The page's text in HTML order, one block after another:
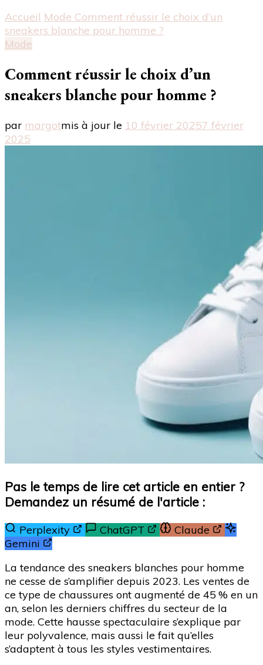
Accueil Mode Comment réussir le choix d’un
sneakers blanche pour homme ?
Mode
Comment réussir le choix d’un
sneakers blanche pour homme ?
par margotmis à jour le 10 février 20257 février
2025
Pas le temps de lire cet article en entier ?
Demandez un résumé de l'article :
Perplexity ChatGPT
Claude
Gemini
La tendance des sneakers blanches pour homme
ne cesse de s’amplifier depuis 2023. Les ventes de
ce type de chaussures ont augmenté de 45 % en un
an, selon les derniers chiffres du secteur de la
mode. Cette hausse spectaculaire s’explique par
leur polyvalence, mais aussi le fait qu’elles
s’adaptent à tous les styles vestimentaires.